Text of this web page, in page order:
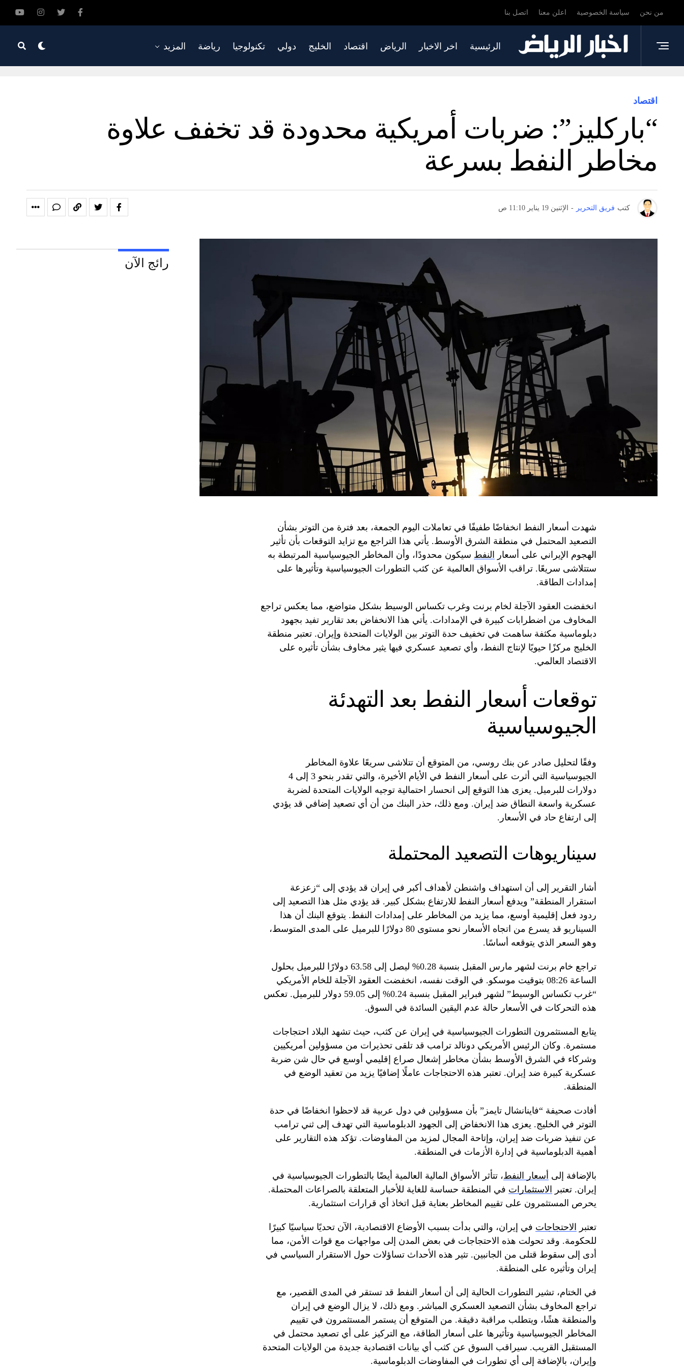
من نحن سياسة الخصوصية اعلن معنا اتصل بنا
الرئيسية اخر الاخبار الرياض اقتصاد الخليج دولي تكنولوجيا رياضة المزيد
اقتصاد
“باركليز”: ضربات أمريكية محدودة قد تخفف علاوة
مخاطر النفط بسرعة
كتب فريق التحرير - الإثنين 19 يناير 11:10 ص
شهدت أسعار النفط انخفاضًا طفيفًا في تعاملات اليوم الجمعة، بعد فترة من التوتر بشأن
التصعيد المحتمل في منطقة الشرق الأوسط. يأتي هذا التراجع مع تزايد التوقعات بأن تأثير
الهجوم الإيراني على أسعار
النفط سيكون محدودًا، وأن المخاطر الجيوسياسية المرتبطة به
ستتلاشى سريعًا. تراقب الأسواق العالمية عن كثب التطورات الجيوسياسية وتأثيرها على
إمدادات الطاقة.
انخفضت العقود الآجلة لخام برنت وغرب تكساس الوسيط بشكل متواضع، مما يعكس تراجع
المخاوف من اضطرابات كبيرة في الإمدادات. يأتي هذا الانخفاض بعد تقارير تفيد بجهود
دبلوماسية مكثفة ساهمت في تخفيف حدة التوتر بين الولايات المتحدة وإيران. تعتبر منطقة
الخليج مركزًا حيويًا لإنتاج النفط، وأي تصعيد عسكري فيها يثير مخاوف بشأن تأثيره على
الاقتصاد العالمي.
توقعات أسعار النفط بعد التهدئة
الجيوسياسية
وفقًا لتحليل صادر عن بنك روسي، من المتوقع أن تتلاشى سريعًا علاوة المخاطر
الجيوسياسية التي أثرت على أسعار النفط في الأيام الأخيرة، والتي تقدر بنحو 3 إلى 4
دولارات للبرميل. يعزى هذا التوقع إلى انحسار احتمالية توجيه الولايات المتحدة لضربة
عسكرية واسعة النطاق ضد إيران. ومع ذلك، حذر البنك من أن أي تصعيد إضافي قد يؤدي
إلى ارتفاع حاد في الأسعار.
سيناريوهات التصعيد المحتملة
أشار التقرير إلى أن استهداف واشنطن لأهداف أكبر في إيران قد يؤدي إلى “زعزعة
استقرار المنطقة” ويدفع أسعار النفط للارتفاع بشكل كبير. قد يؤدي مثل هذا التصعيد إلى
ردود فعل إقليمية أوسع، مما يزيد من المخاطر على إمدادات النفط. يتوقع البنك أن هذا
السيناريو قد يسرع من اتجاه الأسعار نحو مستوى 80 دولارًا للبرميل على المدى المتوسط،
وهو السعر الذي يتوقعه أساسًا.
تراجع خام برنت لشهر مارس المقبل بنسبة 0.28% ليصل إلى 63.58 دولارًا للبرميل بحلول
الساعة 08:26 بتوقيت موسكو. في الوقت نفسه، انخفضت العقود الآجلة للخام الأمريكي
“غرب تكساس الوسيط” لشهر فبراير المقبل بنسبة 0.24% إلى 59.05 دولار للبرميل. تعكس
هذه التحركات في الأسعار حالة عدم اليقين السائدة في السوق.
يتابع المستثمرون التطورات الجيوسياسية في إيران عن كثب، حيث تشهد البلاد احتجاجات
مستمرة. وكان الرئيس الأمريكي دونالد ترامب قد تلقى تحذيرات من مسؤولين أمريكيين
وشركاء في الشرق الأوسط بشأن مخاطر إشعال صراع إقليمي أوسع في حال شن ضربة
عسكرية كبيرة ضد إيران. تعتبر هذه الاحتجاجات عاملًا إضافيًا يزيد من تعقيد الوضع في
المنطقة.
أفادت صحيفة “فاينانشال تايمز” بأن مسؤولين في دول عربية قد لاحظوا انخفاضًا في حدة
التوتر في الخليج. يعزى هذا الانخفاض إلى الجهود الدبلوماسية التي تهدف إلى ثني ترامب
عن تنفيذ ضربات ضد إيران، وإتاحة المجال لمزيد من المفاوضات. تؤكد هذه التقارير على
أهمية الدبلوماسية في إدارة الأزمات في المنطقة.
بالإضافة إلى أسعار النفط، تتأثر الأسواق المالية العالمية أيضًا بالتطورات الجيوسياسية في
إيران. تعتبر
الاستثمارات في المنطقة حساسة للغاية للأخبار المتعلقة بالصراعات المحتملة.
يحرص المستثمرون على تقييم المخاطر بعناية قبل اتخاذ أي قرارات استثمارية.
تعتبر الاحتجاجات في إيران، والتي بدأت بسبب الأوضاع الاقتصادية، الآن تحديًا سياسيًا كبيرًا
للحكومة. وقد تحولت هذه الاحتجاجات في بعض المدن إلى مواجهات مع قوات الأمن، مما
أدى إلى سقوط قتلى من الجانبين. تثير هذه الأحداث تساؤلات حول الاستقرار السياسي في
إيران وتأثيره على المنطقة.
في الختام، تشير التطورات الحالية إلى أن أسعار النفط قد تستقر في المدى القصير، مع
تراجع المخاوف بشأن التصعيد العسكري المباشر. ومع ذلك، لا يزال الوضع في إيران
والمنطقة هشًا، ويتطلب مراقبة دقيقة. من المتوقع أن يستمر المستثمرون في تقييم
المخاطر الجيوسياسية وتأثيرها على أسعار الطاقة، مع التركيز على أي تصعيد محتمل في
المستقبل القريب. سيراقب السوق عن كثب أي بيانات اقتصادية جديدة من الولايات المتحدة
وإيران، بالإضافة إلى أي تطورات في المفاوضات الدبلوماسية.
رائج الآن